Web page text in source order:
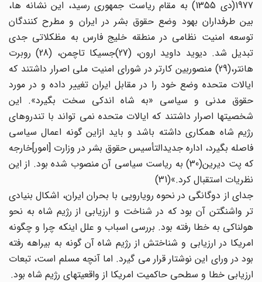
1977(دی 1355) به مقام ریاست جمهوری رسید، این نشانه ها،
بین طرفداران بهود وضع حقوق بشر در ایران و مطرح کنندگان
توسعه امنیت نظامی در منطقه خلیج فارس به مظکلاتی جدی
تبدیل شد. دیوید داوید ارون، (27)جسیکا تاچمن، (28) روبرت
هانتر،(29) منصوربین کارتر در شورای امنیت ملی اصرار داشتند که
ایالات متحده وضع خود را در مقابل ایران تغییر داده و در مورد
حقوق مدنی و سیاسی «به شاه اندکی سخت بگیرد». این
شخصیتها اصرار داشتند که ایالات متحده نمی تواند با تندروهای
رژیم شاه همکاری داشته باشد و باید ازاین گونه اعمال سیاسی
فاصله بگیرد، اداره جدیدالتأسیس حقوق بشر در وزارت [امور]خارجه
که پت دیرین(30) به ریاست سیاسی آن منصوب شده بود. از این
نظریات استقبال کرد.»(31)
جدای از دوگانگی در نحوه رویارویی با بحران ایران، اشکال بنیادی
تر واشنگتن آن بود که در شناخت و ارزیابی از رژیم شاه به نحو
هولناکی به خطا رفته بود. بررسی اسباب و علل اینکه چرا و چگونه
امریکا در ارزیابی و شناختش از رژیم شاه آن گونه به بیراهه رفته
بود در ورای این نوشتار قرار می گیرد. اما آنچه مسلم است، تبعات
ارزیابی خطا و سطحی حاکمیت امریکا از واقعیتهای رژیم شاه بود.